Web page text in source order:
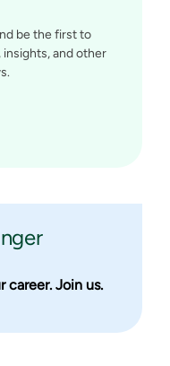
be the first to
and other
career. Join us.